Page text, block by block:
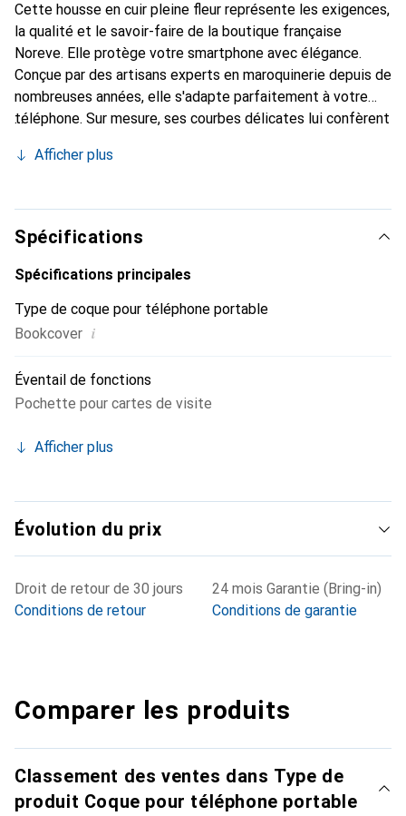
Cette housse en cuir pleine fleur représente les exigences,
la qualité et le savoir-faire de la boutique française
Noreve. Elle protège votre smartphone avec élégance.
Conçue par des artisans experts en maroquinerie depuis de
nombreuses années, elle s'adapte parfaitement à votre
téléphone. Sur mesure, ses courbes délicates lui confèrent
chic et indispensable pour votre smartphone. Reconnaître
marque Noreve est un choix sûr pour une clientèle
exigeante.
Afficher plus
Spécifications
Spécifications principales
Type de coque pour téléphone portable
Bookcover i
Éventail de fonctions
Pochette pour cartes de visite
Afficher plus
Évolution du prix
Droit de retour de 30 jours
Conditions de retour
24 mois Garantie (Bring-in)
Conditions de garantie
Comparer les produits
Classement des ventes dans Type de
produit Coque pour téléphone portable